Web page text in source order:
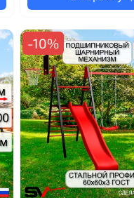
-10%